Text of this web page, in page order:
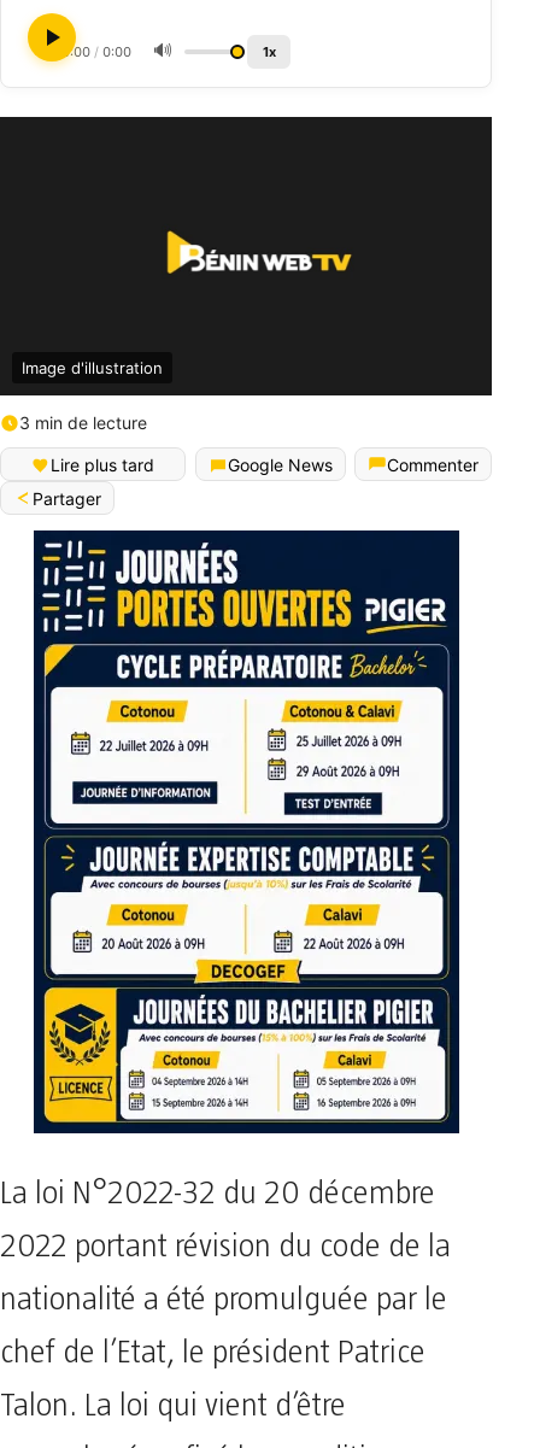
0:00 / 0:00 🔊 1x
Image d'illustration
3 min de lecture
Lire plus tard Google News
Commenter
Partager
La loi N°2022-32 du 20 décembre
2022 portant révision du code de la
nationalité a été promulguée par le
chef de l’Etat, le président Patrice
Talon. La loi qui vient d’être